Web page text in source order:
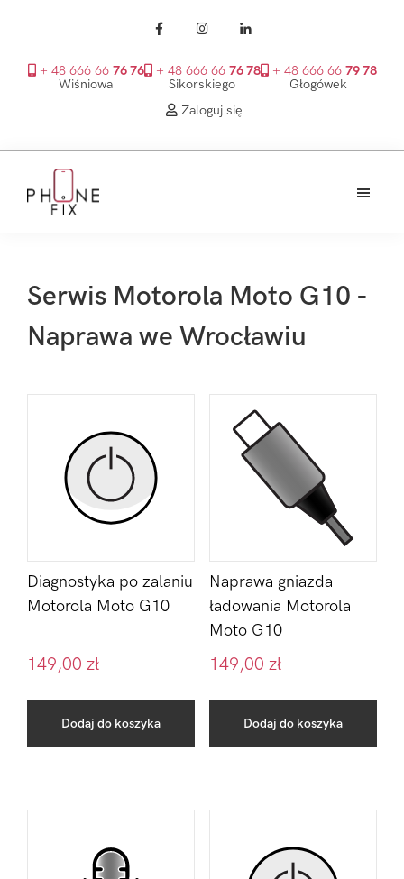
+ 48 666 66 76 76
Wiśniowa
+ 48 666 66 76 78
Sikorskiego
+ 48 666 66 79 78
Głogówek
Zaloguj się
głównego
Serwis Motorola Moto G10 -
Naprawa we Wrocławiu
Diagnostyka po zalaniu
Motorola Moto G10
149,00 zł
Dodaj do koszyka
Naprawa gniazda
ładowania Motorola
Moto G10
149,00 zł
Dodaj do koszyka